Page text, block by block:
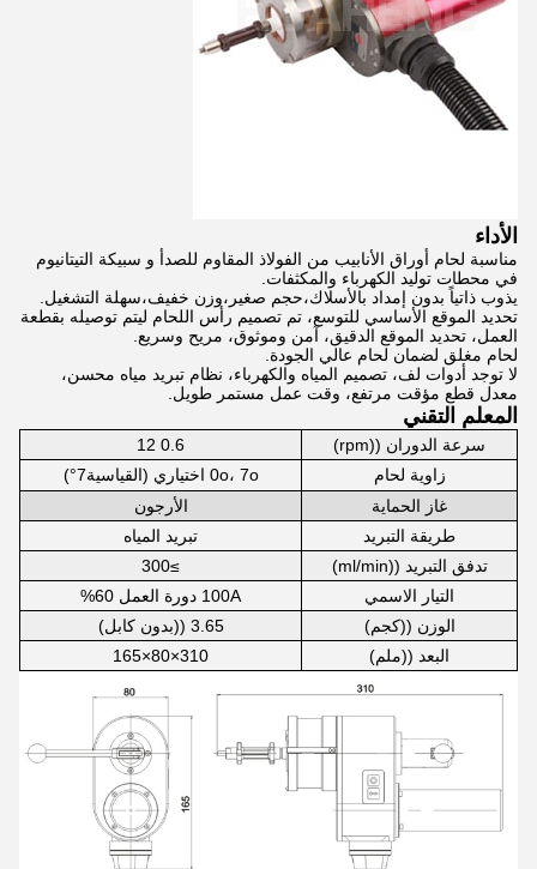
الأداء
مناسبة لحام أوراق الأنابيب من الفولاذ المقاوم للصدأ و سبيكة التيتانيوم
في محطات توليد الكهرباء والمكثفات.
يذوب ذاتياً بدون إمداد بالأسلاك،حجم صغير،وزن خفيف،سهلة التشغيل.
تحديد الموقع الأساسي للتوسع، تم تصميم رأس اللحام ليتم توصيله بقطعة
العمل، تحديد الموقع الدقيق، آمن وموثوق، مريح وسريع.
لحام مغلق لضمان لحام عالي الجودة.
لا توجد أدوات لف، تصميم المياه والكهرباء، نظام تبريد مياه محسن،
معدل قطع مؤقت مرتفع، وقت عمل مستمر طويل.
المعلم التقني
سرعة الدوران ((rpm) 0.6 ‬12
زاوية لحام
0o، 7o اختياري (القياسية7°)
غاز الحماية
الأرجون
طريقة التبريد
تبريد المياه
تدفق التبريد ((ml/min)
≥300
التيار الاسمي
100A دورة العمل 60%
الوزن ((كجم)
3.65 ((بدون كابل)
البعد ((ملم)
310×80×165